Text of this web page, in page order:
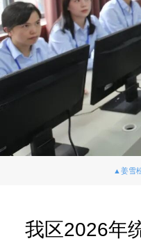
▲姜雪
我区2026年